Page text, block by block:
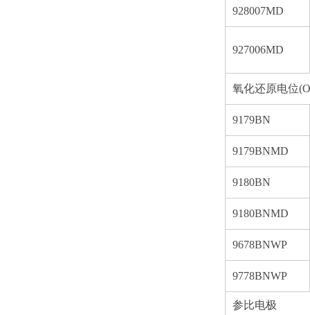
928007MD
927006MD
氧化还原电位
9179BN
9179BNMD
9180BN
9180BNMD
9678BNWP
9778BNWP
参比电极